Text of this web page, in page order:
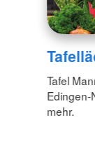
Tafel
Edingen-
mehr.